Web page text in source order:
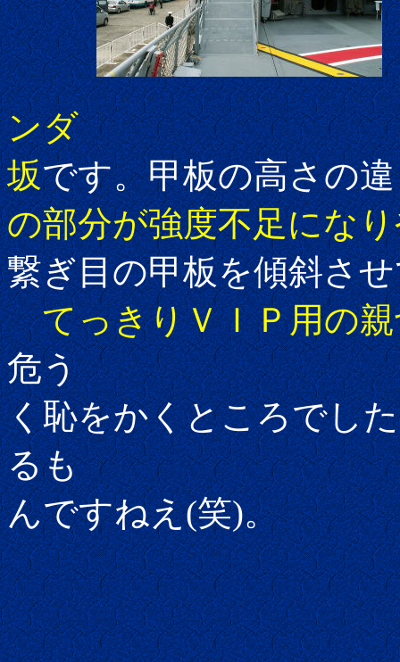
ンダ
坂です。甲板の高さの
の部分が強度不足にな
繋ぎ目の甲板を傾斜さ
てっきりＶＩＰ用の
危う
く恥をかくところでし
るも
んですねえ(笑)。